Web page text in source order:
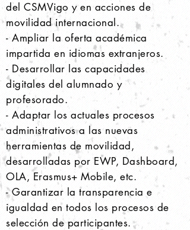
del CSMVigo y en acciones de
movilidad internacional.
- Ampliar la oferta académica
impartida en idiomas extranjeros.
- Desarrollar las capacidades
digitales del alumnado y
profesorado.
- Adaptar los actuales procesos
administrativos a las nuevas
herramientas de movilidad,
desarrolladas por EWP, Dashboard,
OLA, Erasmus+ Mobile, etc.
- Garantizar la transparencia e
igualdad en todos los procesos de
selección de participantes.